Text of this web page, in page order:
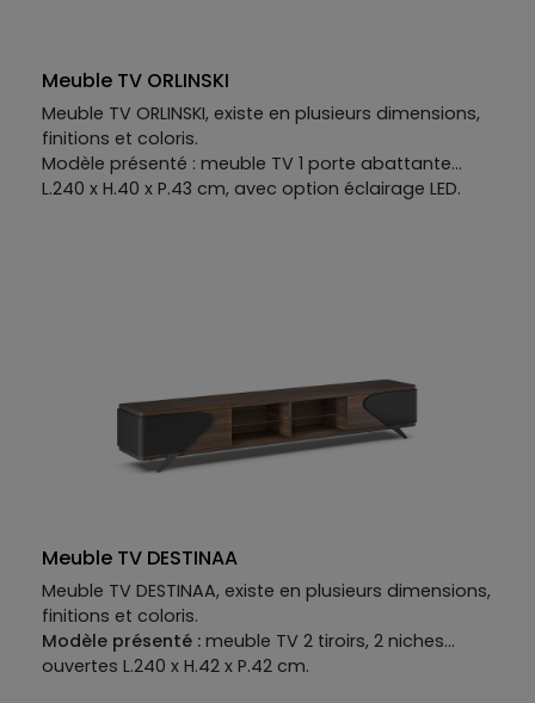
Meuble TV ORLINSKI
Meuble TV ORLINSKI, existe en plusieurs dimensions,
finitions et coloris.
Modèle présenté : meuble TV 1 porte abattante
L.240 x H.40 x P.43 cm, avec option éclairage LED.
Meuble TV DESTINAA
Meuble TV DESTINAA, existe en plusieurs dimensions,
finitions et coloris.
Modèle présenté : meuble TV 2 tiroirs, 2 niches
ouvertes L.240 x H.42 x P.42 cm.